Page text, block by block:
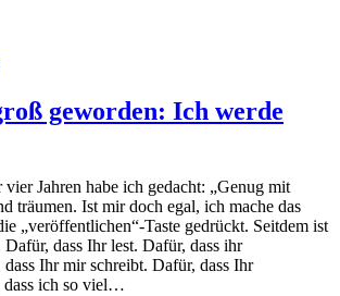
geworden: Ich werde
Jahren habe ich gedacht: „Genug mit
träumen. Ist mir doch egal, ich mache das
„veröffentlichen“-Taste gedrückt. Seitdem ist
dass Ihr lest. Dafür, dass ihr
Ihr mir schreibt. Dafür, dass Ihr
dass ich so viel…